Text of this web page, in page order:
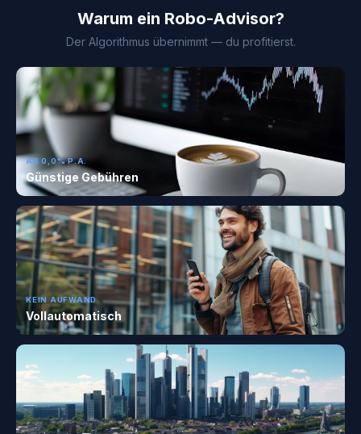
Warum ein Robo-Advisor?
Der Algorithmus übernimmt — du profitierst.
AB 0,0% P.A.
Günstige Gebühren
KEIN AUFWAND
Vollautomatisch